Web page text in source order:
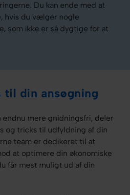
Du kan ende med at
hvis du vælger nogle
som ikke er så dygtige for at
din ansøgning
endnu mere gnidningsfri, deler
og tricks til udfyldning af din
team er dedikeret til at
at optimere din økonomiske
får mest muligt ud af din